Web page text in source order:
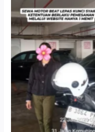
Cityplaza Jatinegara
Gedung Parkir P6A